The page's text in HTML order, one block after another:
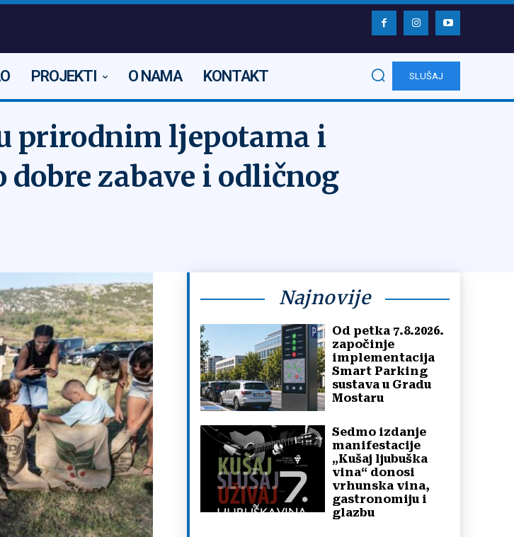
PROJEKTI O NAMA KONTAKT SLUŠAJ
prirodnim ljepotama i
zabave i odličnog
Najnovije
Od petka 7.8.2026.
započinje
implementacija
Smart Parking
sustava u Gradu
Mostaru
Sedmo izdanje
manifestacije
„Kušaj ljubuška
vina“ donosi
vrhunska vina,
gastronomiju i
glazbu